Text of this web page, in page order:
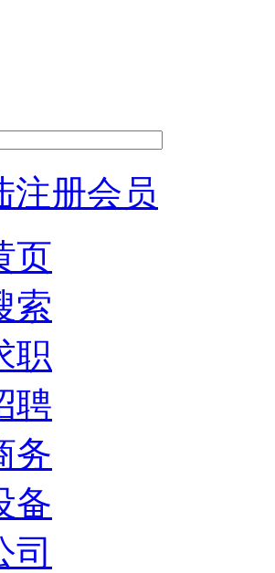
注册会员
页
索
职
聘
务
备
司